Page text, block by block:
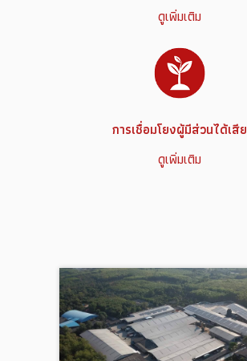
ดูเพิ่มเติม
การเชื่อมโยงผู้มีส่วนได้เสีย
ดูเพิ่มเติม